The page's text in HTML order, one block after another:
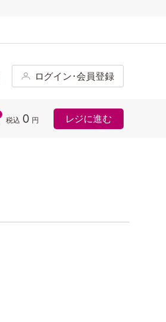
ログイン･会員登録
税込 0 円 レジに進む